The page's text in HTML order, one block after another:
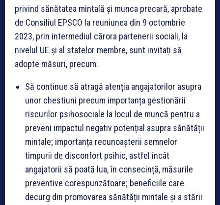
privind sănătatea mintală și munca precară, aprobate
de Consiliul EPSCO la reuniunea din 9 octombrie
2023, prin intermediul cărora partenerii sociali, la
nivelul UE și al statelor membre, sunt invitați să
adopte măsuri, precum:
Să continue să atragă atenția angajatorilor asupra
unor chestiuni precum importanța gestionării
riscurilor psihosociale la locul de muncă pentru a
preveni impactul negativ potențial asupra sănătății
mintale; importanța recunoașterii semnelor
timpurii de disconfort psihic, astfel încât
angajatorii să poată lua, în consecință, măsurile
preventive corespunzătoare; beneficiile care
decurg din promovarea sănătății mintale și a stării